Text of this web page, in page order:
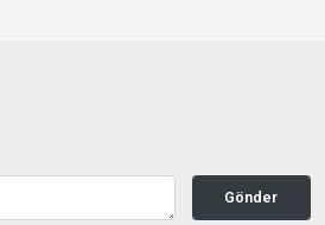
Gönder